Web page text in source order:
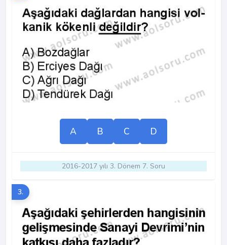
A B C D
2016-2017 yılı 3. Dönem 7. Soru
3.